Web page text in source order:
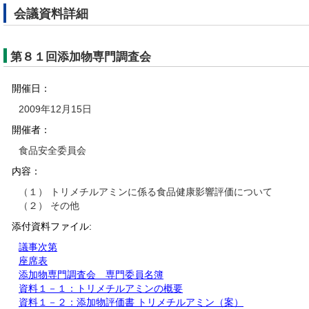
会議資料詳細
第８１回添加物専門調査会
開催日：
2009年12月15日
開催者：
食品安全委員会
内容：
（１） トリメチルアミンに係る食品健康影響評価について
（２） その他
添付資料ファイル:
議事次第
座席表
添加物専門調査会 専門委員名簿
資料１－１：トリメチルアミンの概要
資料１－２：添加物評価書 トリメチルアミン（案）